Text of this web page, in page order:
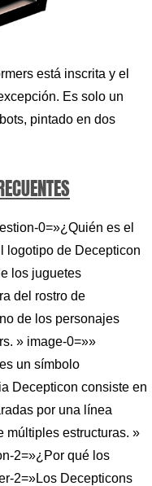
está inscrita y el
Es solo un
pintado en dos
0=»¿Quién es el
logotipo de Decepticon
los juguetes
del rostro de
de los personajes
» image-0=»»
un símbolo
Decepticon consiste en
por una línea
múltiples estructuras. »
2=»¿Por qué los
2=»Los Decepticons